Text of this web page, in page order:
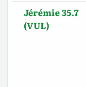
Jérémie 35.7
(VUL)